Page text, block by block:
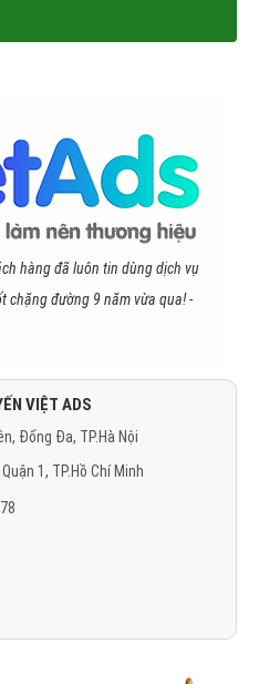
hàng đã luôn tin dùng dịch vụ
chặng đường 9 năm vừa qua! -
VIỆT ADS
Đống Đa, TP.Hà Nội
1, TP.Hồ Chí Minh